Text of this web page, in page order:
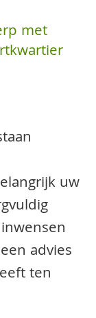
met
uw
advies
ten